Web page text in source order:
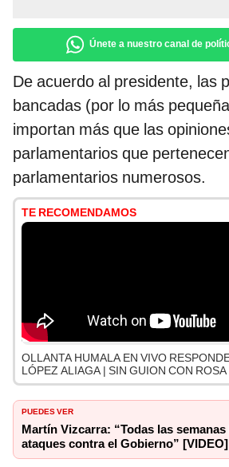
Únete a nuestro canal de
De acuerdo al presidente, las
bancadas (por lo más
importan más que las
parlamentarios que
parlamentarios numerosos.
TE RECOMENDAMOS
OLLANTA HUMALA EN VIVO
LÓPEZ ALIAGA | SIN GUION CON
PUEDES VER
Martín Vizcarra: “Todas las
ataques contra el Gobierno” [VIDEO]